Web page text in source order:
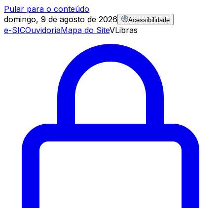
Pular para o conteúdo
domingo, 9 de agosto de 2026
Acessibilidade
e-SICOuvidoriaMapa do SiteVLibras